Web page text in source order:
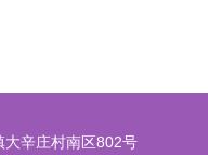
大辛庄村南区802号